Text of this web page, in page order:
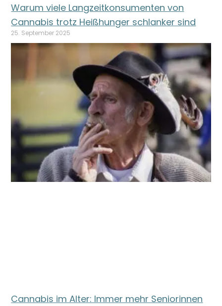
Warum viele Langzeitkonsumenten von
Cannabis trotz Heißhunger schlanker sind
25. September 2025
Cannabis im Alter: Immer mehr Seniorinnen